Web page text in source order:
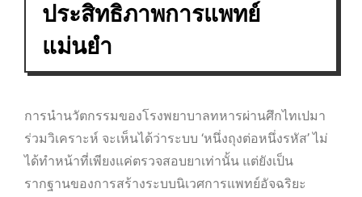
ประสิทธิภาพการแพทย์
แม่นยำ
การนำนวัตกรรมของโรงพยาบาลทหารผ่านศึกไทเปมา
ร่วมวิเคราะห์ จะเห็นได้ว่าระบบ ‘หนึ่งถุงต่อหนึ่งรหัส’ ไม่
ได้ทำหน้าที่เพียงแค่ตรวจสอบยาเท่านั้น แต่ยังเป็น
รากฐานของการสร้างระบบนิเวศการแพทย์อัจฉริยะ